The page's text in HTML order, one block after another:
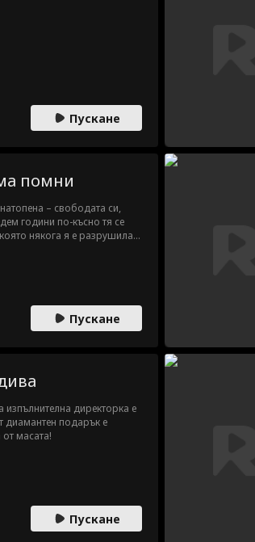
Пускане
помни
– свободата си,
години по-късно тя се
някога я е разрушила.
му никога не забравя.
Пускане
директорка е
диамантен подарък е
масата!
Пускане